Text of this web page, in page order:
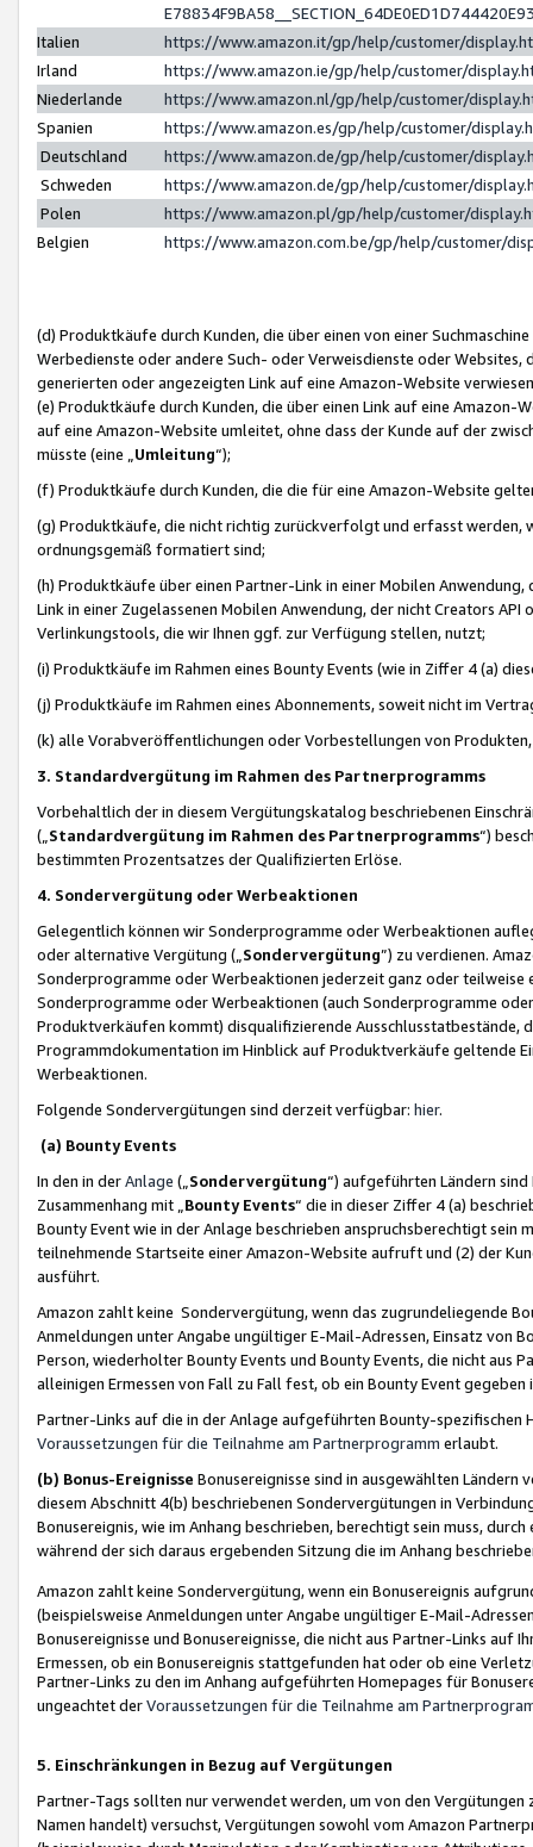
Italien
https://www.amazon.it/gp/help/customer/
Irland
https://www.amazon.ie/gp/help/customer/
Niederlande
https://www.amazon.nl/gp/help/customer/
Spanien
https://www.amazon.es/gp/help/customer/
Deutschland
https://www.amazon.de/gp/help/customer/
Schweden
https://www.amazon.de/gp/help/customer/
Polen
https://www.amazon.pl/gp/help/customer/
Belgien
https://www.amazon.com.be/gp/help/customer/
(d) Produktkäufe durch Kunden, die über einen von einer
Werbedienste oder andere Such- oder Verweisdienste oder Websites,
generierten oder angezeigten Link auf eine Amazon-Website
(e) Produktkäufe durch Kunden, die über einen Link auf eine
auf eine Amazon-Website umleitet, ohne dass der Kunde auf der
müsste (eine „ Umleitung“);
(f) Produktkäufe durch Kunden, die die für eine Amazon-Website
(g) Produktkäufe, die nicht richtig zurückverfolgt und erfasst werden,
ordnungsgemäß formatiert sind;
(h) Produktkäufe über einen Partner-Link in einer Mobilen
Link in einer Zugelassenen Mobilen Anwendung, der nicht Creators
Verlinkungstools, die wir Ihnen ggf. zur Verfügung stellen, nutzt;
(i) Produktkäufe im Rahmen eines Bounty Events (wie in Ziffer 4 (a)
(j) Produktkäufe im Rahmen eines Abonnements, soweit nicht im
(k) alle Vorabveröffentlichungen oder Vorbestellungen von
3. Standardvergütung im Rahmen des Partnerprogramms
Vorbehaltlich der in diesem Vergütungskatalog beschriebenen
(„ Standardvergütung im Rahmen des Partnerprogramms“)
bestimmten Prozentsatzes der Qualifizierten Erlöse.
4. Sondervergütung oder Werbeaktionen
Gelegentlich können wir Sonderprogramme oder Werbeaktionen
oder alternative Vergütung („ Sondervergütung”) zu verdienen.
Sonderprogramme oder Werbeaktionen jederzeit ganz oder
Sonderprogramme oder Werbeaktionen (auch Sonderprogramme
Produktverkäufen kommt) disqualifizierende Ausschlusstatbestände,
Programmdokumentation im Hinblick auf Produktverkäufe geltende
Werbeaktionen.
Folgende Sondervergütungen sind derzeit verfügbar: hier.
(a) Bounty Events
In den in derAnlage („ Sondervergütung“) aufgeführten Ländern
Zusammenhang mit „ Bounty Events“ die in dieser Ziffer 4 (a)
Bounty Event wie in der Anlage beschrieben anspruchsberechtigt sein
teilnehmende Startseite einer Amazon-Website aufruft und (2) der
ausführt.
Amazon zahlt keine Sondervergütung, wenn das zugrundeliegende
Anmeldungen unter Angabe ungültiger E-Mail-Adressen, Einsatz von
Person, wiederholter Bounty Events und Bounty Events, die nicht
alleinigen Ermessen von Fall zu Fall fest, ob ein Bounty Event
Partner-Links auf die in der Anlage aufgeführten Bounty-spezifischen
Voraussetzungen für die Teilnahme am Partnerprogramm erlaubt.
(b) Bonus-Ereignisse Bonusereignisse sind in ausgewählten Ländern
diesem Abschnitt 4(b) beschriebenen Sondervergütungen in
Bonusereignis, wie im Anhang beschrieben, berechtigt sein muss,
während der sich daraus ergebenden Sitzung die im Anhang
Amazon zahlt keine Sondervergütung, wenn ein Bonusereignis
(beispielsweise Anmeldungen unter Angabe ungültiger E-Mail-
Bonusereignisse und Bonusereignisse, die nicht aus Partner-Links auf
Ermessen, ob ein Bonusereignis stattgefunden hat oder ob eine
Partner-Links zu den im Anhang aufgeführten Homepages für
ungeachtet derVoraussetzungen für die Teilnahme am
5. Einschränkungen in Bezug auf Vergütungen
Partner-Tags sollten nur verwendet werden, um von den
Namen handelt) versuchst, Vergütungen sowohl vom Amazon